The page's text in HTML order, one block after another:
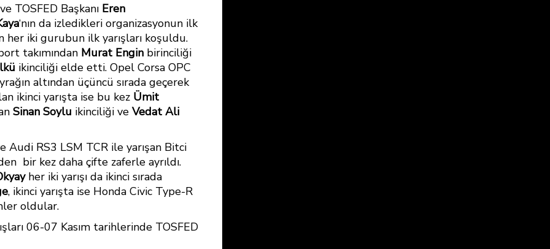
TOSFED Başkanı Eren
‘nın da izledikleri organizasyonun ilk
her iki gurubun ilk yarışları koşuldu.
takımından Murat Engin birinciliği
ikinciliği elde etti. Opel Corsa OPC
altından üçüncü sırada geçerek
ikinci yarışta ise bu kez Ümit
Sinan Soylu ikinciliği ve Vedat Ali
Audi RS3 LSM TCR ile yarışan Bitci
bir kez daha çifte zaferle ayrıldı.
her iki yarışı da ikinci sırada
, ikinci yarışta ise Honda Civic Type-R
oldular.
06-07 Kasım tarihlerinde TOSFED